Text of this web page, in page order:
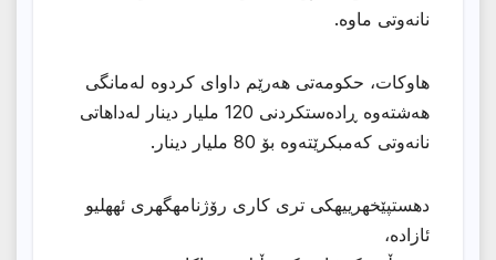
نانەوتی ماوە.
هاوكات، حكومەتی هەرێم داوای كردوە لەمانگی
هەشتەوە ڕادەستكردنی 120 ملیار دینار لەداهاتی
نانەوتی كەمبكرێتەوە بۆ 80 ملیار دینار.
دهستپێخهرییهكی تری كاری رۆژنامهگهری ئههلیو
ئازاده،